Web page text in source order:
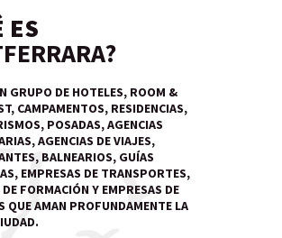
ES
GRUPO DE HOTELES, ROOM &
CAMPAMENTOS, RESIDENCIAS,
POSADAS, AGENCIAS
AGENCIAS DE VIAJES,
BALNEARIOS, GUÍAS
EMPRESAS DE TRANSPORTES,
FORMACIÓN Y EMPRESAS DE
QUE AMAN PROFUNDAMENTE LA